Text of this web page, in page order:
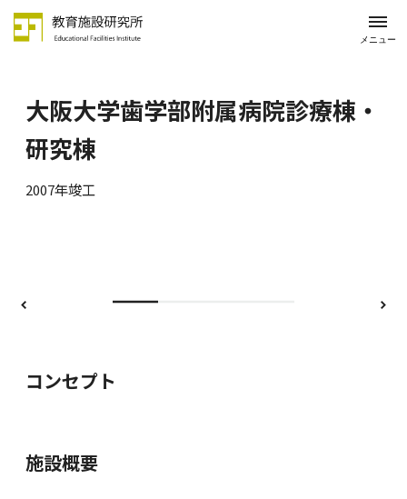
メニュー
大阪大学歯学部附属病院診療棟・
研究棟
2007年竣工
コンセプト
施設概要